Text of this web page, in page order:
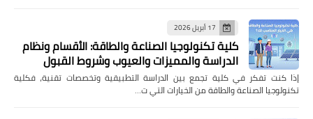
17 أبريل 2026
كلية تكنولوجيا الصناعة والطاقة: الأقسام ونظام
الدراسة والمميزات والعيوب وشروط القبول
إذا كنت تفكر في كلية تجمع بين الدراسة التطبيقية وتخصصات تقنية، فكلية
تكنولوجيا الصناعة والطاقة من الخيارات التي ت…